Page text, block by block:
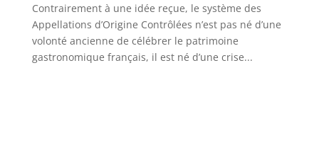
Contrairement à une idée reçue, le système des
Appellations d’Origine Contrôlées n’est pas né d’une
volonté ancienne de célébrer le patrimoine
gastronomique français, il est né d’une crise...